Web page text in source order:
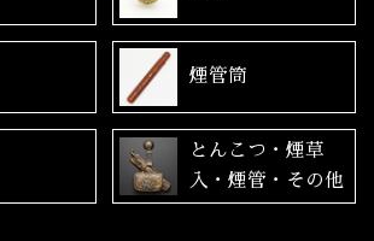
煙管筒
とんこつ・煙草
入・煙管・その他